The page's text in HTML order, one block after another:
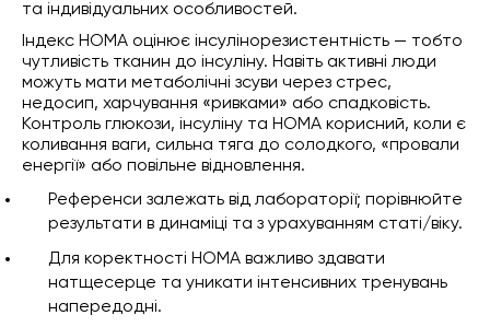
та індивідуальних особливостей.
Індекс HOMA оцінює інсулінорезистентність — тобто
чутливість тканин до інсуліну. Навіть активні люди
можуть мати метаболічні зсуви через стрес,
недосип, харчування «ривками» або спадковість.
Контроль глюкози, інсуліну та HOMA корисний, коли є
коливання ваги, сильна тяга до солодкого, «провали
енергії» або повільне відновлення.
Референси залежать від лабораторії; порівнюйте
результати в динаміці та з урахуванням статі/віку.
Для коректності HOMA важливо здавати
натщесерце та уникати інтенсивних тренувань
напередодні.